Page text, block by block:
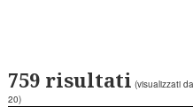
759 risultati (visualizzati
20)